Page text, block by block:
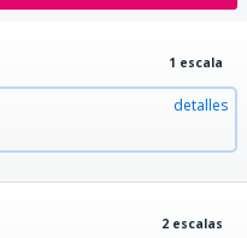
1 escala
detalles
2 escalas